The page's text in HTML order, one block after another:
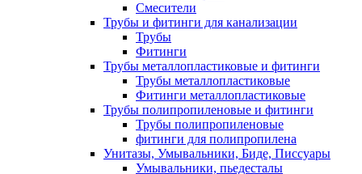
Смесители
Трубы и фитинги для канализации
Трубы
Фитинги
Трубы металлопластиковые и фитинги
Трубы металлопластиковые
Фитинги металлопластиковые
Трубы полипропиленовые и фитинги
Трубы полипропиленовые
фитинги для полипропилена
Унитазы, Умывальники, Биде, Писсуары
Умывальники, пьедесталы